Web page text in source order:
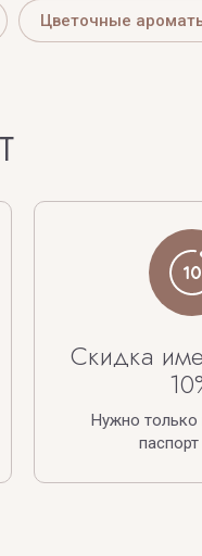
Цветочные
Скидка
Нужно только
паспорт